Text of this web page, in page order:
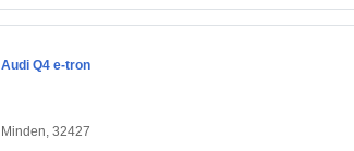
Audi Q4 e-tron
Minden, 32427